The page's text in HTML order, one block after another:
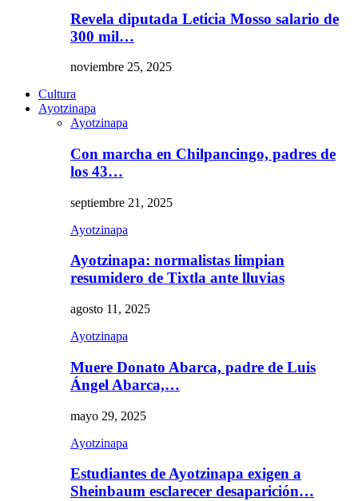
Revela diputada Leticia Mosso salario de
300 mil…
noviembre 25, 2025
Cultura
Ayotzinapa
Ayotzinapa
Con marcha en Chilpancingo, padres de
los 43…
septiembre 21, 2025
Ayotzinapa
Ayotzinapa: normalistas limpian
resumidero de Tixtla ante lluvias
agosto 11, 2025
Ayotzinapa
Muere Donato Abarca, padre de Luis
Ángel Abarca,…
mayo 29, 2025
Ayotzinapa
Estudiantes de Ayotzinapa exigen a
Sheinbaum esclarecer desaparición…